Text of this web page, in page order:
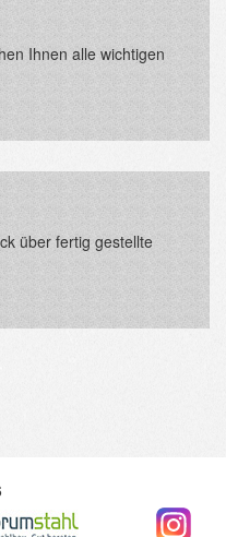
Ihnen alle wichtigen
über fertig gestellte